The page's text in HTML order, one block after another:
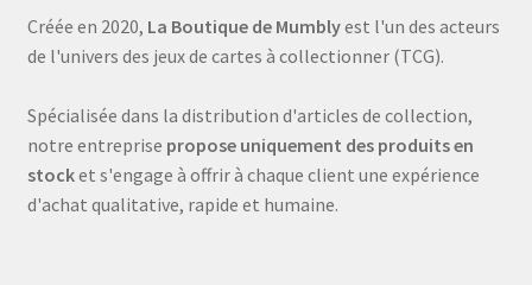
Créée en 2020, La Boutique de Mumblyest l'un des acteurs
de l'univers des jeux de cartes à collectionner (TCG).
Spécialisée dans la distribution d'articles de collection,
notre entreprise propose uniquement des produits en
stocket s'engage à offrir à chaque client une expérience
d'achat qualitative, rapide et humaine.